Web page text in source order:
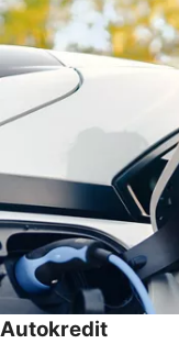
Autokredit